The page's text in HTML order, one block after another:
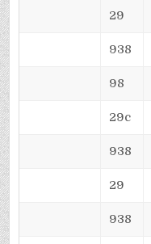
29
938
98
29c
938
29
938